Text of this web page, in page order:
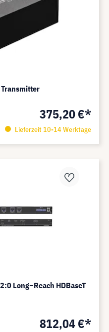
Transmitter
375,20 €*
Lieferzeit 10-14 Werktage
Long−Reach HDBaseT
812,04 €*